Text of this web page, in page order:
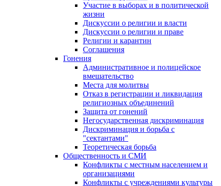
Участие в выборах и в политической
жизни
Дискуссии о религии и власти
Дискуссии о религии и праве
Религии и карантин
Соглашения
Гонения
Административное и полицейское
вмешательство
Места для молитвы
Отказ в регистрации и ликвидация
религиозных объединений
Защита от гонений
Негосударственная дискриминация
Дискриминация и борьба с
"сектантами"
Теоретическая борьба
Общественность и СМИ
Конфликты с местным населением и
организациями
Конфликты с учреждениями культуры